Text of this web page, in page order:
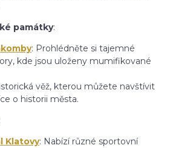
památky:
: Prohlédněte si tajemné
kde jsou uloženy mumifikované
věž, kterou můžete navštívit
o historii města.
Klatovy: Nabízí různé sportovní